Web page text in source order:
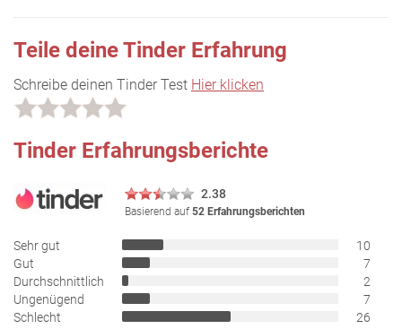
Teile deine Tinder Erfahrung
Schreibe deinen Tinder Test Hier klicken
Tinder Erfahrungsberichte
2.38
Basierend auf 52 Erfahrungsberichten
Sehr gut
10
Gut
7
Durchschnittlich
2
Ungenügend
7
Schlecht
26